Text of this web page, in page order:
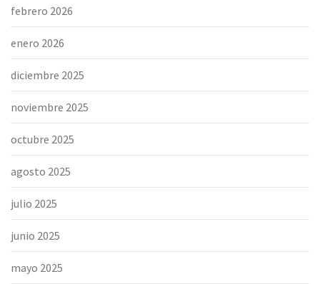
febrero 2026
enero 2026
diciembre 2025
noviembre 2025
octubre 2025
agosto 2025
julio 2025
junio 2025
mayo 2025